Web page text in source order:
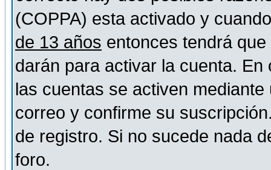
(COPPA) esta activado y
de 13 años entonces tendrá
darán para activar la cuenta.
las cuentas se activen
correo y confirme su
de registro. Si no sucede nada
foro.